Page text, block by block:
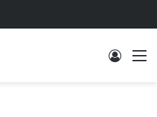
Log In